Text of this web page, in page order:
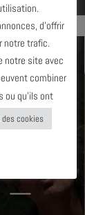
d’offrir
notre trafic.
notre site avec
combiner
ou qu’ils ont
des cookies